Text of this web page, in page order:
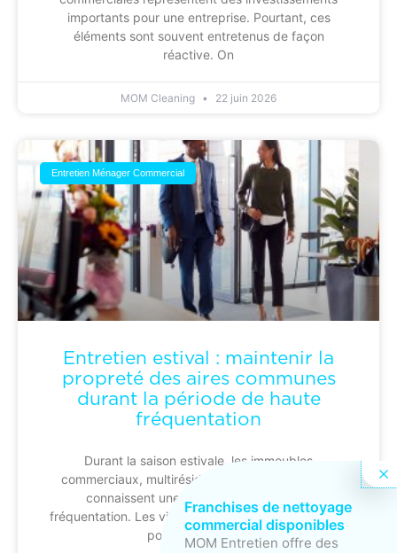
importants pour une entreprise. Pourtant, ces
éléments sont souvent entretenus de façon
réactive. On
MOM Cleaning 22 juin 2026
Entretien Ménager Commercial
Entretien estival : maintenir la
propreté des aires communes
durant la période de haute
fréquentation
Durant la saison estivale, les immeubles
commerciaux, multirésidentiels et institutionnels
connaissent une hausse marquée de la
fréquentation. Les visiteurs sont plus nombreux, les
portes demeurent
Franchises de nettoyage
commercial disponibles
MOM Entretien offre des